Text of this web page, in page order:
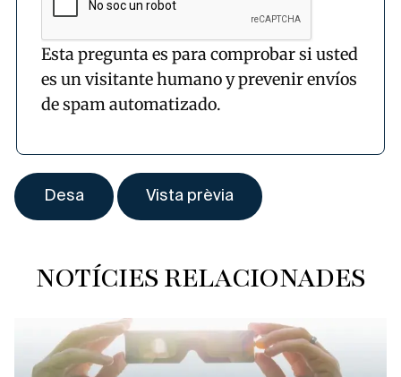
Esta pregunta es para comprobar si usted
es un visitante humano y prevenir envíos
de spam automatizado.
NOTÍCIES RELACIONADES